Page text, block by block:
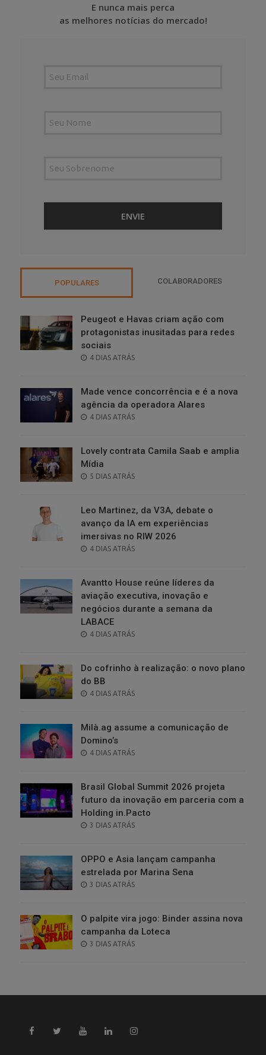
E nunca mais perca
as melhores notícias do mercado!
POPULARES COLABORADORES
Peugeot e Havas criam ação com
protagonistas inusitadas para redes
sociais
POSTED
4 DIAS ATRÁS
Made vence concorrência e é a nova
agência da operadora Alares
POSTED
4 DIAS ATRÁS
Lovely contrata Camila Saab e amplia
Mídia
POSTED
5 DIAS ATRÁS
Leo Martinez, da V3A, debate o
avanço da IA em experiências
imersivas no RIW 2026
POSTED
4 DIAS ATRÁS
Avantto House reúne líderes da
aviação executiva, inovação e
negócios durante a semana da
LABACE
POSTED
4 DIAS ATRÁS
Do cofrinho à realização: o novo plano
do BB
POSTED
4 DIAS ATRÁS
Milà.ag assume a comunicação de
Domino’s
POSTED
4 DIAS ATRÁS
Brasil Global Summit 2026 projeta
futuro da inovação em parceria com a
Holding in.Pacto
POSTED
3 DIAS ATRÁS
OPPO e Asia lançam campanha
estrelada por Marina Sena
POSTED
3 DIAS ATRÁS
O palpite vira jogo: Binder assina nova
campanha da Loteca
POSTED
3 DIAS ATRÁS